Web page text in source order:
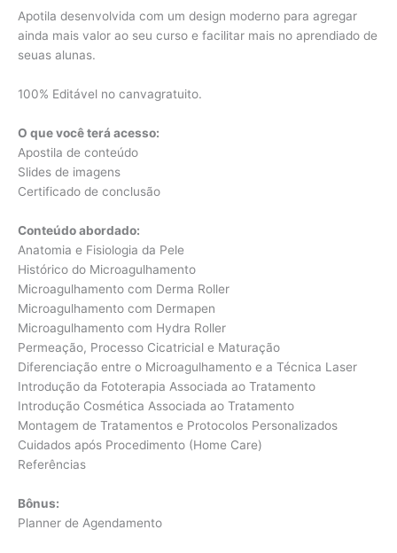
Apotila desenvolvida com um design moderno para agregar
ainda mais valor ao seu curso e facilitar mais no aprendiado de
seuas alunas.
100% Editável no canvagratuito.
O que você terá acesso:
Apostila de conteúdo
Slides de imagens
Certificado de conclusão
Conteúdo abordado:
Anatomia e Fisiologia da Pele
Histórico do Microagulhamento
Microagulhamento com Derma Roller
Microagulhamento com Dermapen
Microagulhamento com Hydra Roller
Permeação, Processo Cicatricial e Maturação
Diferenciação entre o Microagulhamento e a Técnica Laser
Introdução da Fototerapia Associada ao Tratamento
Introdução Cosmética Associada ao Tratamento
Montagem de Tratamentos e Protocolos Personalizados
Cuidados após Procedimento (Home Care)
Referências
Bônus:
Planner de Agendamento